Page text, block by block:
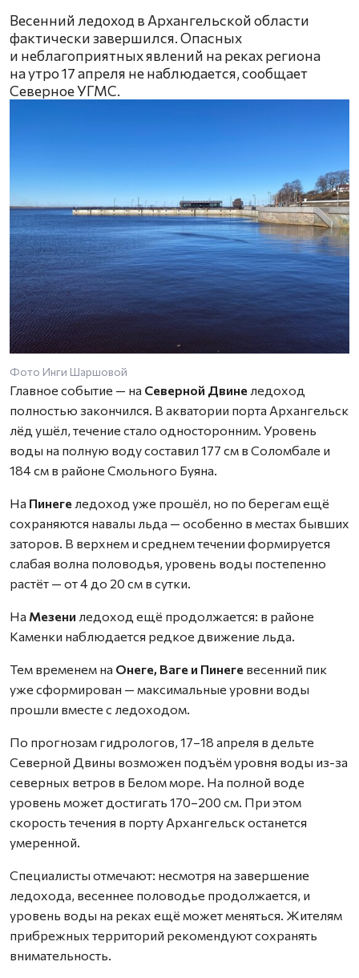
Весенний ледоход в Архангельской области
фактически завершился. Опасных
и неблагоприятных явлений на реках региона
на утро 17 апреля не наблюдается, сообщает
Северное УГМС.
Фото Инги Шаршовой
Главное событие — на Северной Двине ледоход
полностью закончился. В акватории порта Архангельск
лёд ушёл, течение стало односторонним. Уровень
воды на полную воду составил 177 см в Соломбале и
184 см в районе Смольного Буяна.
На Пинеге ледоход уже прошёл, но по берегам ещё
сохраняются навалы льда — особенно в местах бывших
заторов. В верхнем и среднем течении формируется
слабая волна половодья, уровень воды постепенно
растёт — от 4 до 20 см в сутки.
На Мезени ледоход ещё продолжается: в районе
Каменки наблюдается редкое движение льда.
Тем временем на Онеге, Ваге и Пинеге весенний пик
уже сформирован — максимальные уровни воды
прошли вместе с ледоходом.
По прогнозам гидрологов, 17–18 апреля в дельте
Северной Двины возможен подъём уровня воды из-за
северных ветров в Белом море. На полной воде
уровень может достигать 170–200 см. При этом
скорость течения в порту Архангельск останется
умеренной.
Специалисты отмечают: несмотря на завершение
ледохода, весеннее половодье продолжается, и
уровень воды на реках ещё может меняться. Жителям
прибрежных территорий рекомендуют сохранять
внимательность.